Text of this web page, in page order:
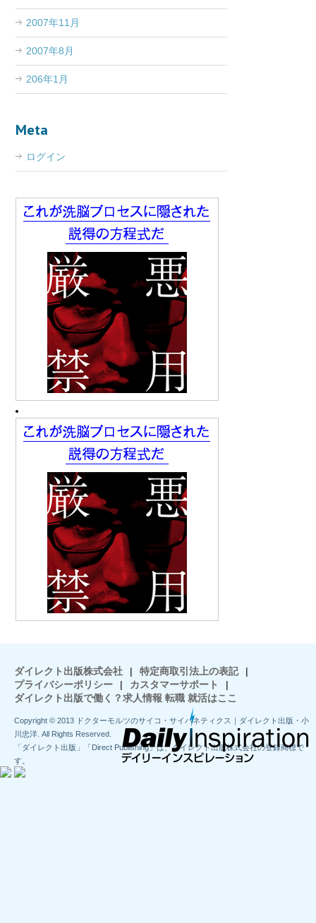
2007年11月
2007年8月
206年1月
Meta
ログイン
ダイレクト出版株式会社 | 特定商取引法上の表記
|
プライバシーポリシー
| カスタマーサポート
|
ダイレクト出版で働く？求人情報 転職 就活はここ
Copyright © 2013 ドクターモルツのサイコ・サイバネティクス｜ダイレクト出版・小
川忠洋. All Rights Reserved.
「ダイレクト出版」「Direct Publishing」は、ダイレクト出版株式会社の登録商標で
す。